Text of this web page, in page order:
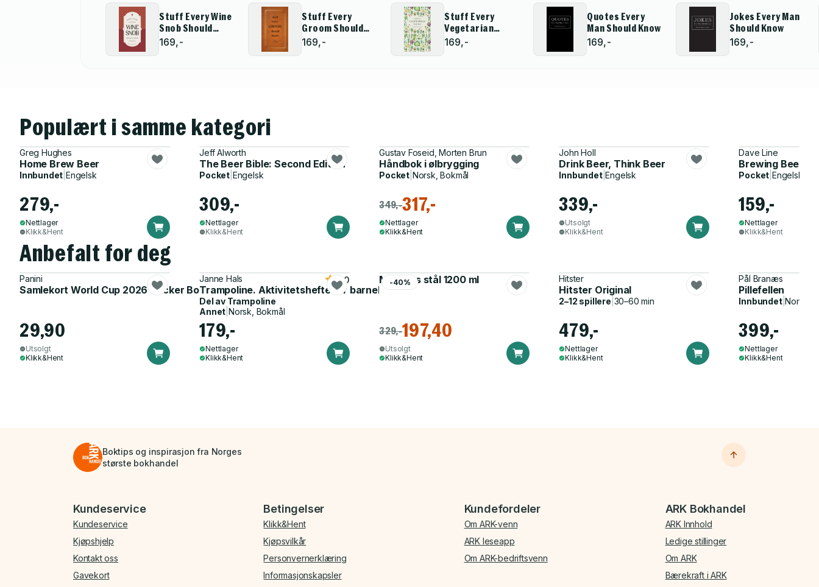
Stuff Every Wine
Snob Should
Know
169,-
Stuff Every
Groom Should
Know
169,-
Stuff Every
Vegetarian
Should Know
169,-
Quotes Every
Man Should Know
169,-
Jokes Every Man
Should Know
169,-
Populært i samme kategori
Greg Hughes
Home Brew Beer
Innbundet |Engelsk
279,-
Nettlager
Klikk&Hent
Jeff Alworth
The Beer Bible: Second Edition
Pocket| Engelsk
309,-
Nettlager
Klikk&Hent
Gustav Foseid, Morten Brun
Håndbok i ølbrygging
Pocket Norsk, Bokmål
349,-317,-
Nettlager
Klikk&Hent
John Holl
Drink Beer, Think Beer
Innbundet|Engelsk
339,-
Utsolgt
Klikk&Hent
Dave Line
Brewing Beers
Pocket |Engelsk
159,-
Nettlager
Klikk&Hent
Anbefalt for deg
Panini
Samlekort World Cup 2026 Sticker Booster
29,90
Utsolgt
Klikk&Hent
Janne Hals
Trampoline. Aktivitetshefte for barnehagen
5.0
Del av Trampoline
Annet Norsk, Bokmål
179,-
Nettlager
Klikk&Hent
-40%
Matboks stål 1200 ml
329,-197,40
Utsolgt
Klikk&Hent
Hitster
Hitster Original
2–12 spillere 30–60 min
479,-
Nettlager
Klikk&Hent
Pål Branæs
Pillefellen
Innbundet|Norsk,
399,-
Nettlager
Klikk&Hent
Boktips og inspirasjon fra Norges
største bokhandel
Bunnmeny
Kundeservice
Kundeservice
Kjøpshjelp
Kontakt oss
Gavekort
Betingelser
Klikk&Hent
Kjøpsvilkår
Personvernerklæring
Informasjonskapsler
Kundefordeler
Om ARK-venn
ARK leseapp
Om ARK-bedriftsvenn
ARK Bokhandel
ARK Innhold
Ledige stillinger
Om ARK
Bærekraft i ARK